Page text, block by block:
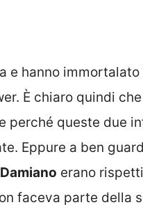
e hanno
È chiaro quindi
perché queste due
Eppure a ben
Damiano erano
faceva parte della